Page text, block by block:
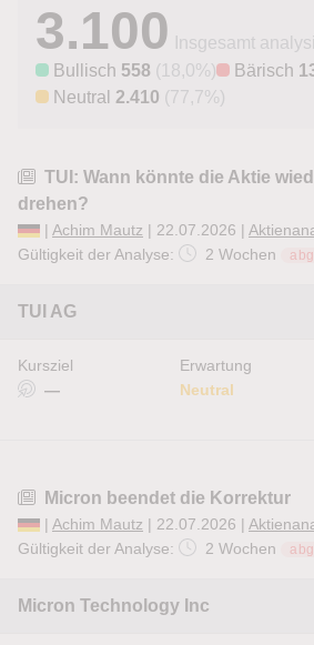
3.100
Insgesamt
Bullisch 558 (18,0%) Bärisch
Neutral 2.410 (77,7%)
TUI: Wann könnte die Aktie
drehen?
| Achim Mautz | 22.07.2026 |
Gültigkeit der Analyse:
2 Wochen
TUI AG
Kursziel
—
Erwartung
Neutral
Micron beendet die Korrektur
| Achim Mautz | 22.07.2026 |
Gültigkeit der Analyse:
2 Wochen
Micron Technology Inc